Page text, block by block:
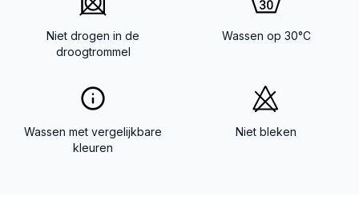
Niet drogen in de
droogtrommel
Wassen op 30°C
Wassen met vergelijkbare
kleuren
Niet bleken